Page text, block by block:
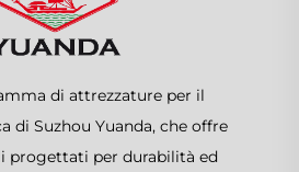
di attrezzature per il
di Suzhou Yuanda, che offre
progettati per durabilità ed